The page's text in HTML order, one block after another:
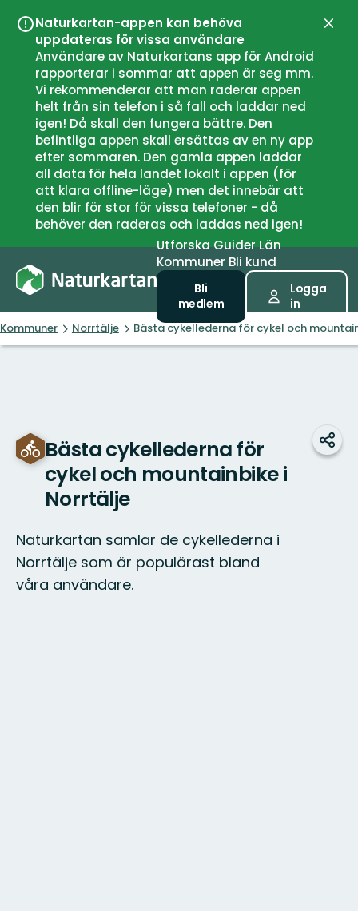
Naturkartan-appen kan behöva
uppdateras för vissa användare
Användare av Naturkartans app för Android
rapporterar i sommar att appen är seg mm.
Vi rekommenderar att man raderar appen
helt från sin telefon i så fall och laddar ned
igen! Då skall den fungera bättre. Den
befintliga appen skall ersättas av en ny app
efter sommaren. Den gamla appen laddar
all data för hela landet lokalt i appen (för
att klara offline-läge) men det innebär att
den blir för stor för vissa telefoner - då
behöver den raderas och laddas ned igen!
UtforskaGuiderLän
Kommuner Bli kund
Bli
medlem
Logga
in
Kommuner Norrtälje Bästa cykellederna för cykel och
Bästa cykellederna för
cykel och mountainbike i
Norrtälje
Naturkartan samlar de cykellederna i
Norrtälje som är populärast bland
våra användare.
Dela